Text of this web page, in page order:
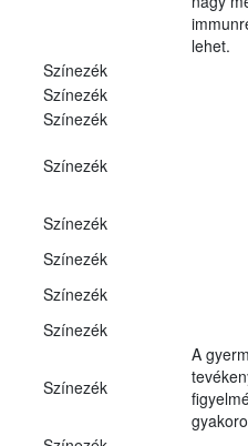
lehet.
Színezék
Színezék
Színezék
Színezék
Színezék
Színezék
Színezék
Színezék
Színezék
A